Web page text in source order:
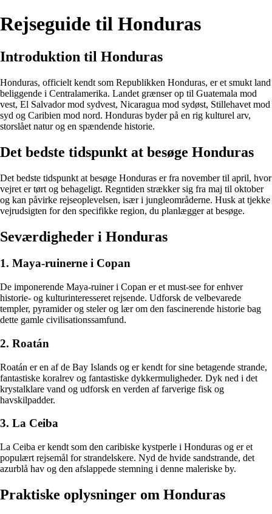
Rejseguide til Honduras
Introduktion til Honduras
Honduras, officielt kendt som Republikken Honduras, er et smukt land
beliggende i Centralamerika. Landet grænser op til Guatemala mod
vest, El Salvador mod sydvest, Nicaragua mod sydøst, Stillehavet mod
syd og Caribien mod nord. Honduras byder på en rig kulturel arv,
storslået natur og en spændende historie.
Det bedste tidspunkt at besøge Honduras
Det bedste tidspunkt at besøge Honduras er fra november til april, hvor
vejret er tørt og behageligt. Regntiden strækker sig fra maj til oktober
og kan påvirke rejseoplevelsen, især i jungleområderne. Husk at tjekke
vejrudsigten for den specifikke region, du planlægger at besøge.
Seværdigheder i Honduras
1. Maya-ruinerne i Copan
De imponerende Maya-ruiner i Copan er et must-see for enhver
historie- og kulturinteresseret rejsende. Udforsk de velbevarede
templer, pyramider og steler og lær om den fascinerende historie bag
dette gamle civilisationssamfund.
2. Roatán
Roatán er en af de Bay Islands og er kendt for sine betagende strande,
fantastiske koralrev og fantastiske dykkermuligheder. Dyk ned i det
krystalklare vand og udforsk en verden af farverige fisk og
havskilpadder.
3. La Ceiba
La Ceiba er kendt som den caribiske kystperle i Honduras og er et
populært rejsemål for strandelskere. Nyd de hvide sandstrande, det
azurblå hav og den afslappede stemning i denne maleriske by.
Praktiske oplysninger om Honduras